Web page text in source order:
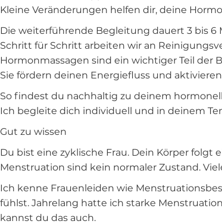
Kleine Veränderungen helfen dir, deine
Die weiterführende Begleitung dauert 3 bis 6
Schritt für Schritt arbeiten wir an
Hormonmassagen sind ein wichtiger Teil der
Sie fördern deinen Energiefluss und
So findest du nachhaltig zu deinem
Ich begleite dich individuell und in deinem
Gut zu wissen
Du bist eine zyklische Frau. Dein Körper
Menstruation sind kein normaler Zustand.
Ich kenne Frauenleiden wie
fühlst. Jahrelang hatte ich starke
kannst du das auch.